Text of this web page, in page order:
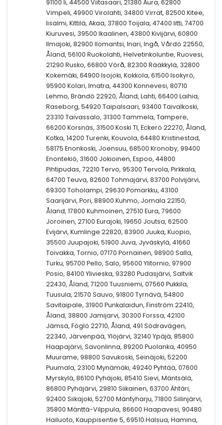
91100 Ii, 44500 Viitasaari, 21380 Aura, 62800
Vimpeli, 49900 Virolahti, 34800 Virrat, 82500 Kitee,
Iisalmi, Kittilä, Akaa, 37800 Toijala, 47400 Iitti, 74700
Kiuruvesi, 39500 Ikaalinen, 43800 Kivijärvi, 60800
Ilmajoki, 82900 Ilomantsi, Inari, Ingå, Vårdö 22550,
Åland, 56100 Ruokolahti, Helvetinkoluntie, Ruovesi,
21290 Rusko, 66800 Vörå, 82300 Rääkkylä, 32800
Kokemäki, 64900 Isojoki, Kokkola, 61500 Isokyrö,
95900 Kolari, Imatra, 44300 Konnevesi, 80710
Lehmo, Brändö 22920, Åland, Lahti, 66400 Laihia,
Raseborg, 54920 Taipalsaari, 93400 Taivalkoski,
23310 Taivassalo, 31300 Tammela, Tampere,
66200 Korsnäs, 31500 Koski Tl, Eckerö 22270, Åland,
Kotka, 14200 Turenki, Kouvola, 64480 Kristinestad,
58175 Enonkoski, Joensuu, 68500 Kronoby, 99400
Enontekiö, 31600 Jokioinen, Espoo, 44800
Pihtipudas, 72210 Tervo, 95300 Tervola, Pirkkala,
64700 Teuva, 82600 Tohmajärvi, 83700 Polvijärvi,
69300 Toholampi, 29630 Pomarkku, 43100
Saarijärvi, Pori, 88900 Kuhmo, Jomala 22150,
Åland, 17800 Kuhmoinen, 27510 Eura, 79600
Joroinen, 27100 Eurajoki, 19650 Joutsa, 62500
Evijärvi, Kumlinge 22820, 83900 Juuka, Kuopio,
35500 Juupajoki, 51900 Juva, Jyväskylä, 41660
Toivakka, Tornio, 07170 Pornainen, 98900 Salla,
Turku, 95700 Pello, Salo, 95600 Ylitornio, 97900
Posio, 84100 Ylivieska, 93280 Pudasjärvi, Saltvik
22430, Åland, 71200 Tuusniemi, 07560 Pukkila,
Tuusula, 21570 Sauvo, 91800 Tyrnävä, 54800
Savitaipale, 31900 Punkalaidun, Finström 22410,
Åland, 38800 Jamijarvi, 30300 Forssa, 42100
Jämsä, Föglö 22710, Åland, 491 Södravägen,
22340, Järvenpää, Ylöjärvi, 32140 Ypäjä, 85800
Haapajärvi, Savonlinna, 89200 Puolanka, 40950
Muurame, 98800 Savukoski, Seinäjoki, 52200
Puumala, 23100 Mynämäki, 49240 Pyhtää, 07600
Myrskylä, 86100 Pyhäjoki, 85410 Sievi, Mäntsälä,
86800 Pyhäjärvi, 29810 Siikainen, 63700 Ähtäri,
92400 Siikajoki, 52700 Mäntyharju, 71800 Siilinjärvi,
35800 Mänttä-Vilppula, 86600 Haapavesi, 90480
Hailuoto, Kauppisentie 5, 69510 Halsua, Hamina,